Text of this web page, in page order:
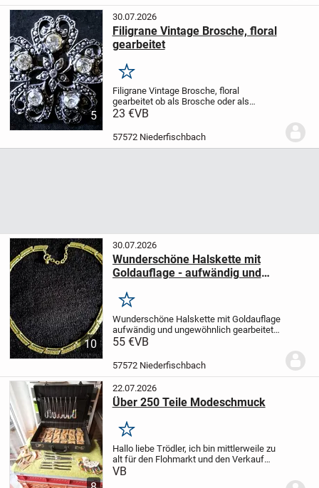
5
30.07.2026
Filigrane Vintage Brosche, floral
gearbeitet
Merken
Filigrane Vintage Brosche, floral
gearbeitet ob als Brosche oder als
Halterung für ein Tuch - diese
immer ein echter Hingucker, der
23 €VB
57572 Niederfischbach
10
30.07.2026
Wunderschöne Halskette mit
Goldauflage - aufwändig und
Merken
Wunderschöne Halskette mit Goldauflage
aufwändig und ungewöhnlich gearbeitete
Halskette,
haltbarer Verschlussangenehm zu tragen
55 €VB
57572 Niederfischbach
22.07.2026
Über 250 Teile Modeschmuck
Merken
Hallo liebe Trödler, ich bin mittlerweile zu
alt für den Flohmarkt und den Verkauf
dort. Daher gebe ich die Schmucksachen
VB